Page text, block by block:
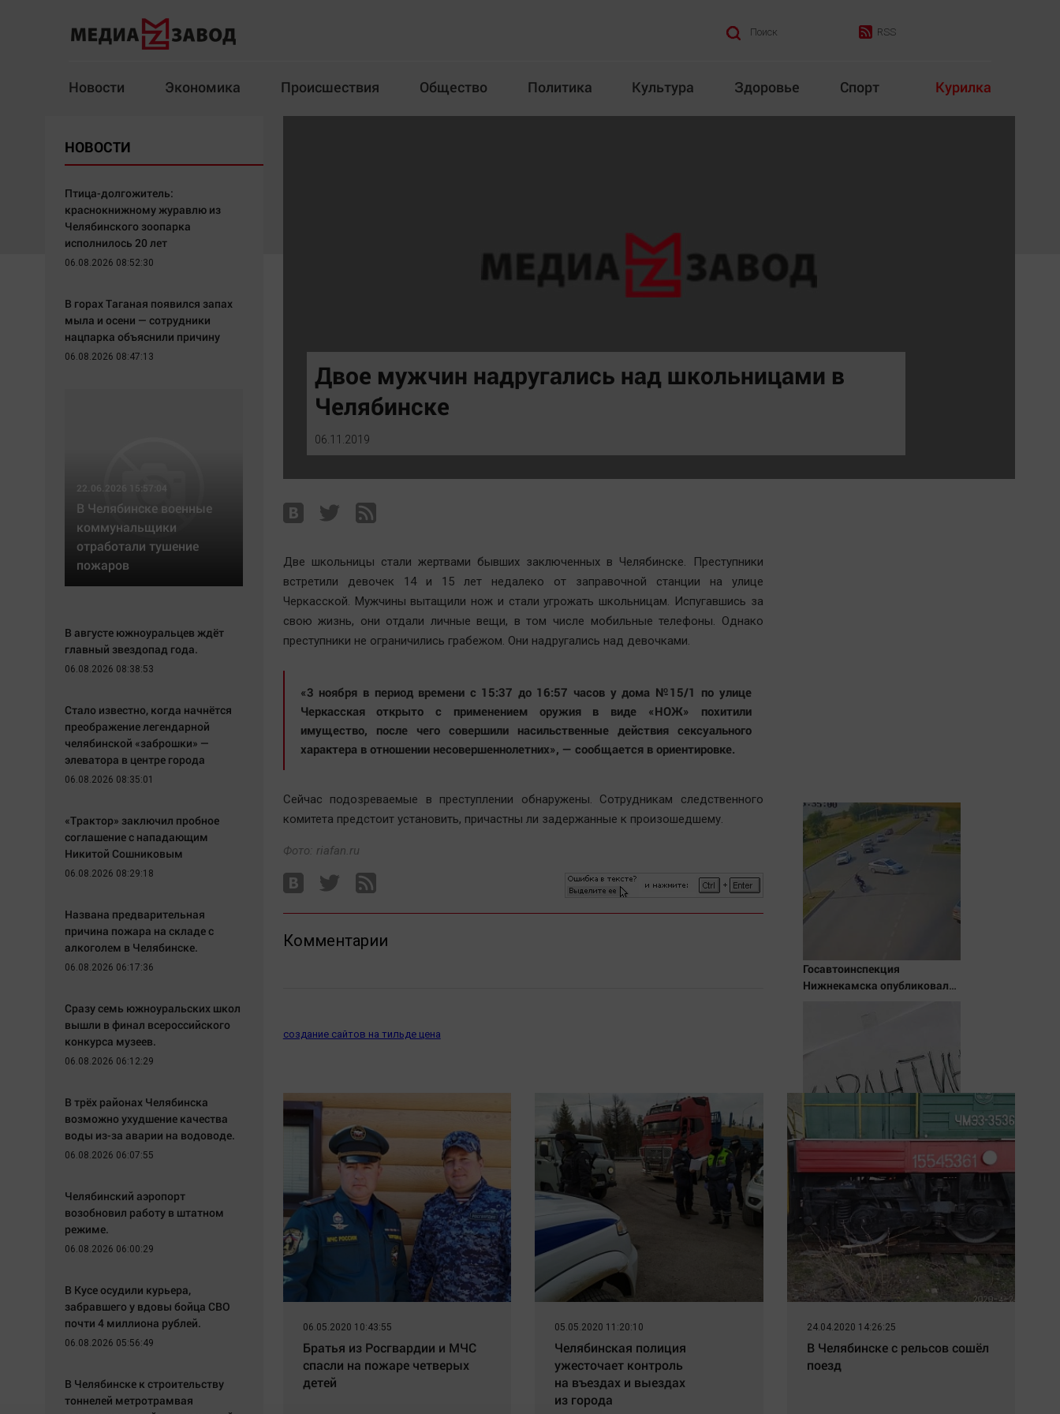
Поиск RSS
Новости Экономика Происшествия Общество Политика Культура Здоровье Спорт Курилка
Здоровье
Архив
Общество
Политика
Экономика
Технологии
Отраслевые темы
Медиаграмотность
Челябинск космический
Другие рубрики
English version
Online-консультация
Вкусное
ЖКХ
Интервью
Отдых
Светская жизнь
Тенденции
Двое мужчин надругались над школьницами в
Челябинске
06.11.2019
Две школьницы стали жертвами бывших заключенных в Челябинске. Преступники
встретили девочек 14 и 15 лет недалеко от заправочной станции на улице
Черкасской. Мужчины вытащили нож и стали угрожать школьницам. Испугавшись за
свою жизнь, они отдали личные вещи, в том числе мобильные телефоны. Однако
преступники не ограничились грабежом. Они надругались над девочками.
«3 ноября в период времени с 15:37 до 16:57 часов у дома №15/1 по улице
Черкасская открыто с применением оружия в виде «НОЖ» похитили
имущество, после чего совершили насильственные действия сексуального
характера в отношении несовершеннолетних», — сообщается в ориентировке.
Сейчас подозреваемые в преступлении обнаружены. Сотрудникам следственного
комитета предстоит установить, причастны ли задержанные к произошедшему.
Фото: riafan.ru
Комментарии
создание сайтов на тильде цена
Госавтоинспекция
Нижнекамска опубликовала
В Баймакском районе
Башкирии ввели карантин из-
за бешенства
06.05.2020 10:43:55
Братья из Росгвардии и МЧС
спасли на пожаре четверых
детей
05.05.2020 11:20:10
Челябинская полиция
ужесточает контроль
на въездах и выездах
из города
24.04.2020 14:26:25
В Челябинске с рельсов сошёл
поезд
НОВОСТИ
Птица-долгожитель:
краснокнижному журавлю из
Челябинского зоопарка
исполнилось 20 лет
06.08.2026 08:52:30
В горах Таганая появился запах
мыла и осени — сотрудники
нацпарка объяснили причину
06.08.2026 08:47:13
22.06.2026 15:57:04
В Челябинске военные
коммунальщики
отработали тушение
пожаров
В августе южноуральцев ждёт
главный звездопад года.
06.08.2026 08:38:53
Стало известно, когда начнётся
преображение легендарной
челябинской «заброшки» —
элеватора в центре города
06.08.2026 08:35:01
«Трактор» заключил пробное
соглашение с нападающим
Никитой Сошниковым
06.08.2026 08:29:18
Названа предварительная
причина пожара на складе с
алкоголем в Челябинске.
06.08.2026 06:17:36
Сразу семь южноуральских школ
вышли в финал всероссийского
конкурса музеев.
06.08.2026 06:12:29
В трёх районах Челябинска
возможно ухудшение качества
воды из-за аварии на водоводе.
06.08.2026 06:07:55
Челябинский аэропорт
возобновил работу в штатном
режиме.
06.08.2026 06:00:29
В Кусе осудили курьера,
забравшего у вдовы бойца СВО
почти 4 миллиона рублей.
06.08.2026 05:56:49
В Челябинске к строительству
тоннелей метротрамвая